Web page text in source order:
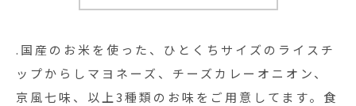
.国産のお米を使った、ひとくちサイズのライスチ
ップからしマヨネーズ、チーズカレーオニオン、
京風七味、以上3種類のお味をご用意してます。食